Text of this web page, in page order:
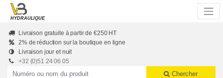
Skip to main content
HYDRAULIQUE
Livraison gratuite à partir de €250 HT
2% de réduction sur la boutique en ligne
Livraison jour et nuit
+32 (0)51 24 06 05
Productnummer of naam
Chercher